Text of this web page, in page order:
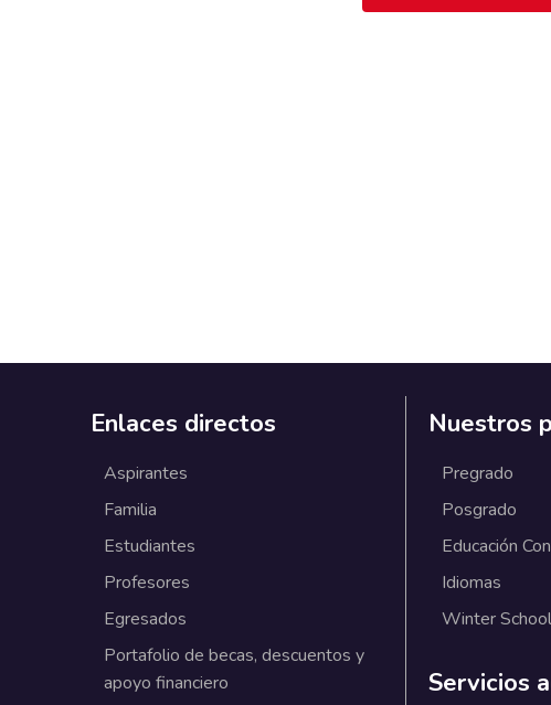
Enlaces directos
Aspirantes
Familia
Estudiantes
Profesores
Egresados
Portafolio de becas, descuentos y
apoyo financiero
Nuestros
Pregrado
Posgrado
Educación
Idiomas
Winter School
Servicios